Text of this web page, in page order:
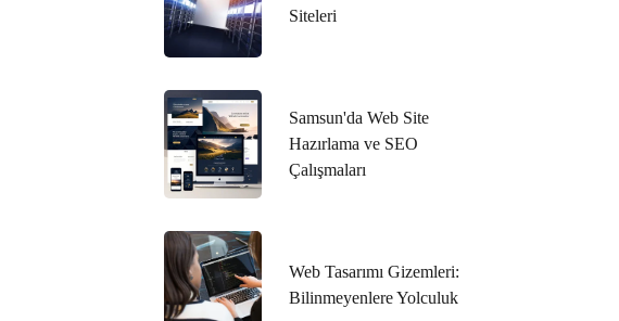
Siteleri
Samsun'da Web Site
Hazırlama ve SEO
Çalışmaları
Web Tasarımı Gizemleri:
Bilinmeyenlere Yolculuk